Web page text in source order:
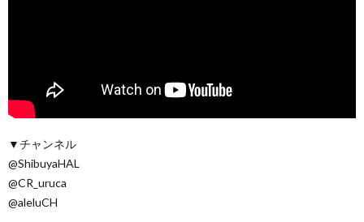
▼チャンネル
@ShibuyaHAL
@CR_uruca
@aleluCH